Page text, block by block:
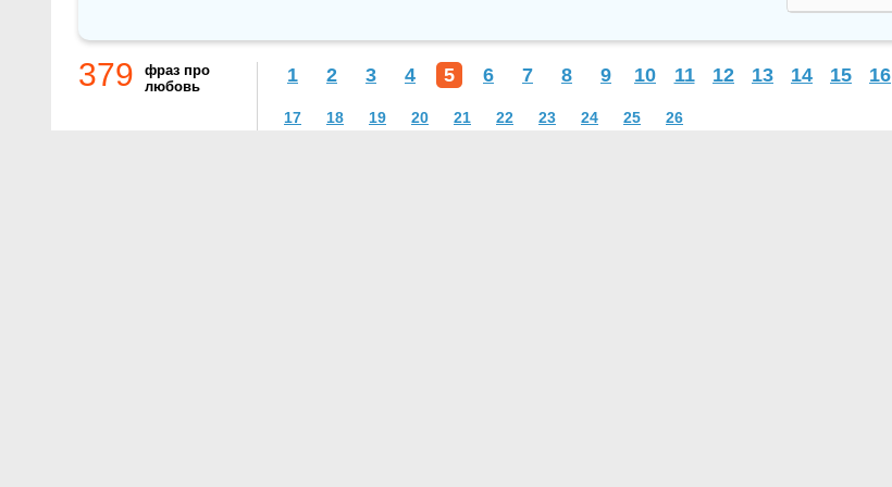
379
фраз про
любовь
1 2 3 4 5 6 7 8 9 10 11 12 13 14 15 16
17 18 19 20 21 22 23 24 25 26